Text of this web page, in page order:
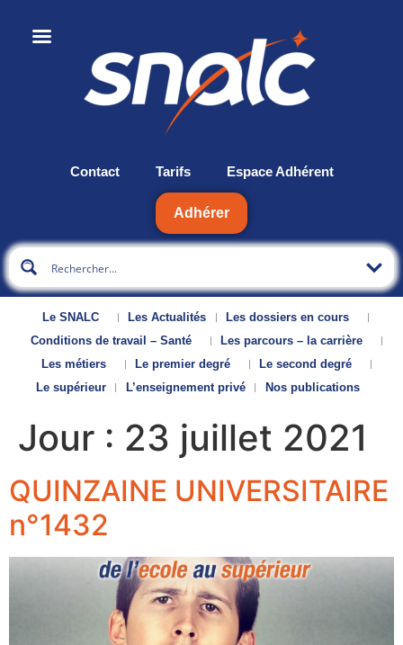
Contact Tarifs Espace Adhérent
Adhérer
Le SNALC Les Actualités
Les dossiers en cours
Conditions de travail – Santé
Les parcours – la carrière
Les métiers
Le premier degré
Le second degré
Le supérieur
L’enseignement privé Nos publications
Jour : 23 juillet 2021
QUINZAINE UNIVERSITAIRE
n°1432